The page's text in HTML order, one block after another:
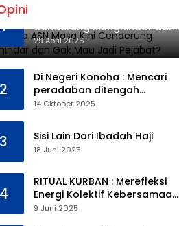
1
Cenderung Menghindar dan
Gak Mau Jadi Pejabat?
29 April 2026
2
Di Negeri Konoha : Mencari
peradaban ditengah
kekosongan pendidikan
14 Oktober 2025
3 Sisi Lain Dari Ibadah Haji
18 Juni 2025
4
RITUAL KURBAN : Merefleksi
Energi Kolektif Kebersamaan
dan Mengeliminasi Sifat
9 Juni 2025